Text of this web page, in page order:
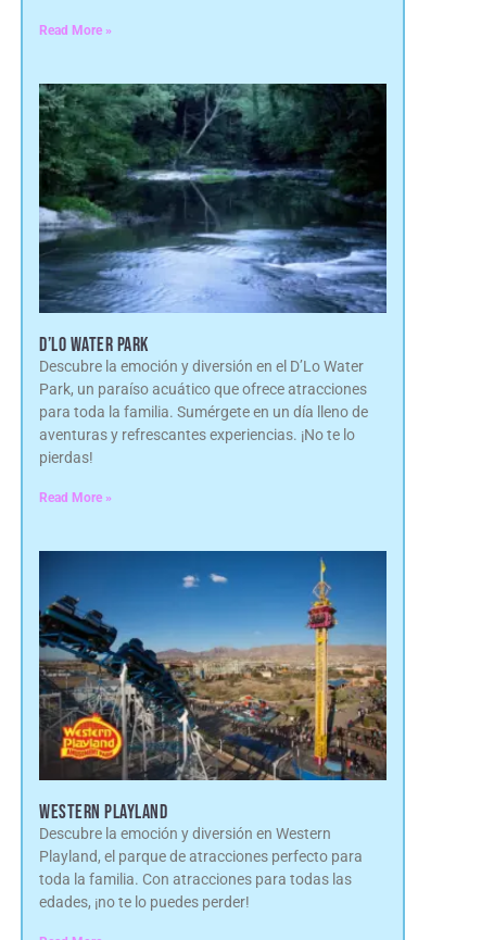
Read More »
D’LO WATER PARK
Descubre la emoción y diversión en el D’Lo Water
Park, un paraíso acuático que ofrece atracciones
para toda la familia. Sumérgete en un día lleno de
aventuras y refrescantes experiencias. ¡No te lo
pierdas!
Read More »
WESTERN PLAYLAND
Descubre la emoción y diversión en Western
Playland, el parque de atracciones perfecto para
toda la familia. Con atracciones para todas las
edades, ¡no te lo puedes perder!